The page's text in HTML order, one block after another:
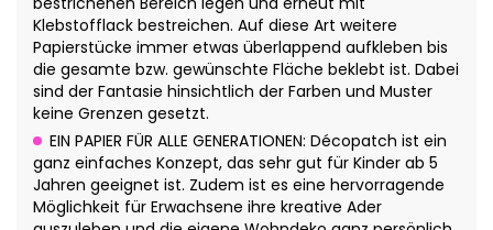
Klebstofflack bestreichen. Auf diese Art weitere
Papierstücke immer etwas überlappend aufkleben bis
die gesamte bzw. gewünschte Fläche beklebt ist. Dabei
sind der Fantasie hinsichtlich der Farben und Muster
keine Grenzen gesetzt.
EIN PAPIER FÜR ALLE GENERATIONEN: Décopatch ist ein
ganz einfaches Konzept, das sehr gut für Kinder ab 5
Jahren geeignet ist. Zudem ist es eine hervorragende
Möglichkeit für Erwachsene ihre kreative Ader